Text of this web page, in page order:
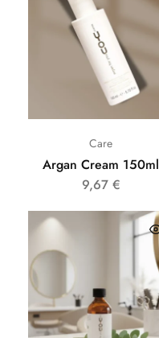
Care
Argan Cream 150ml
9,67 €